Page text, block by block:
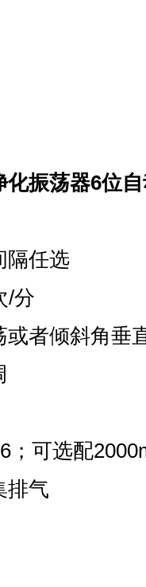
振荡器6位
隔任选
/分
者倾斜角垂
；可选配
排气